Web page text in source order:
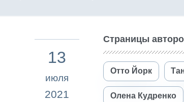
13
июля
2021
Страницы
Отто Йорк
Олена Кудренко